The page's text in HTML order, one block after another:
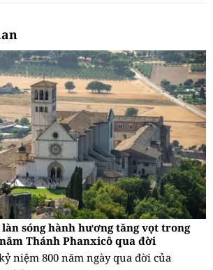
sóng hành hương tăng vọt trong
Thánh Phanxicô qua đời
niệm 800 năm ngày qua đời của